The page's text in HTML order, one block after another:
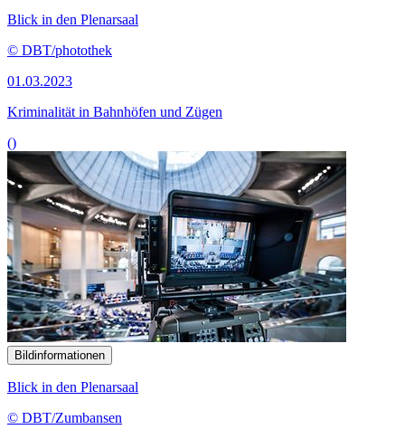
Blick in den Plenarsaal
© DBT/photothek
01.03.2023
Kriminalität in Bahnhöfen und Zügen
()
Bildinformationen
Blick in den Plenarsaal
© DBT/Zumbansen